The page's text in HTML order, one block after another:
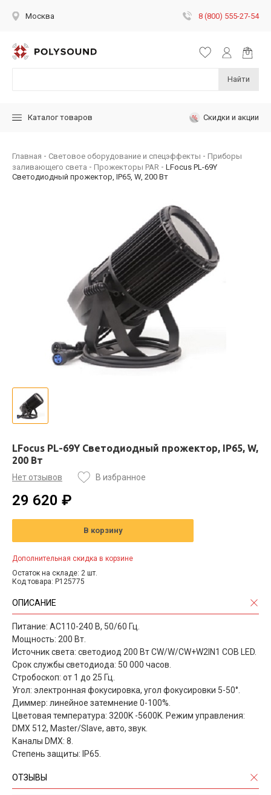
Москва 8 (800) 555-27-54
Найти
Каталог товаров Скидки и акции
Главная Световое оборудование и спецэффекты
Приборы
заливающего света
Прожекторы PAR
LFocus PL-69Y
Светодиодный прожектор, IP65, W, 200 Вт
LFocus PL-69Y Светодиодный прожектор, IP65, W,
200 Вт
Нет отзывов В избранное
29 620 ₽
В корзину
Дополнительная скидка в корзине
Остаток на складе: 2 шт.
Код товара: P125775
ОПИСАНИЕ
Питание: AC110-240 В, 50/60 Гц.
Мощность: 200 Вт.
Источник света: светодиод 200 Вт CW/W/CW+W2IN1 COB LED.
Срок службы светодиода: 50 000 часов.
Стробоскоп: от 1 до 25 Гц.
Угол: электронная фокусировка, угол фокусировки 5-50°.
Диммер: линейное затемнение 0-100%.
Цветовая температура: 3200K -5600K. Режим управления:
DMX 512, Master/Slave, авто, звук.
Каналы DMX: 8.
Степень защиты: IP65.
ОТЗЫВЫ